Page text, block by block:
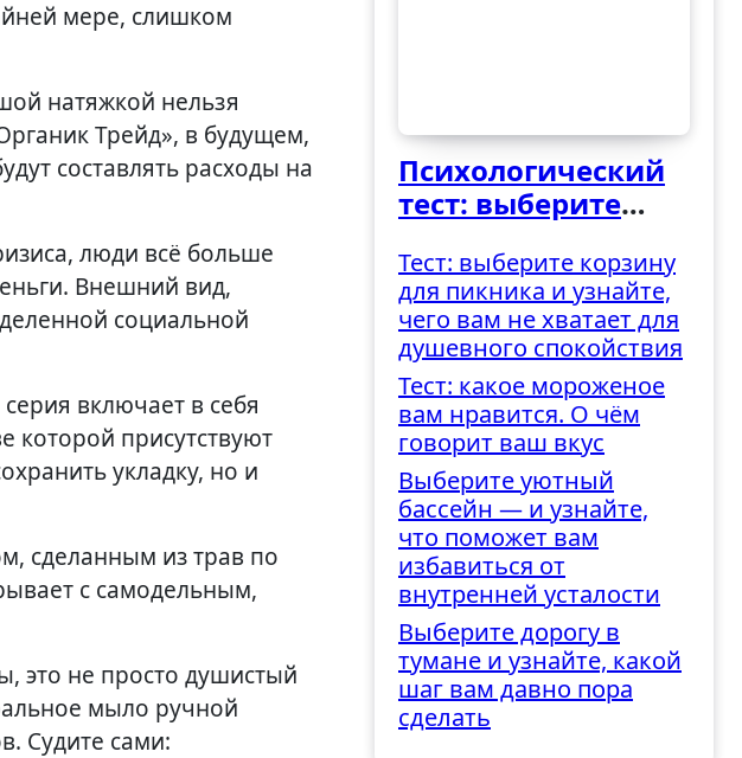
мере, слишком
натяжкой нельзя
Трейд», в будущем,
составлять расходы на
люди всё больше
Внешний вид,
социальной
включает в себя
которой присутствуют
укладку, но и
сделанным из трав по
с самодельным,
это не просто душистый
мыло ручной
Судите сами:
Психологический
тест: выберите
как вы
справляетесь с
трудностями
Тест: выберите корзину
для пикника и узнайте,
чего вам не хватает для
душевного спокойствия
Тест: какое мороженое
вам нравится. О чём
говорит ваш вкус
Выберите уютный
бассейн — и узнайте,
что поможет вам
избавиться от
внутренней усталости
Выберите дорогу в
тумане и узнайте, какой
шаг вам давно пора
сделать